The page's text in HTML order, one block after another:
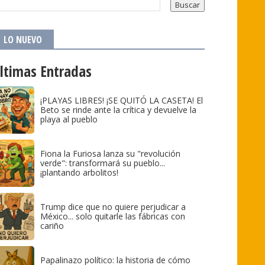
LO NUEVO
Entradas
¡PLAYAS LIBRES! ¡SE QUITÓ LA CASETA! El
Beto se rinde ante la crítica y devuelve la
playa al pueblo
Fiona la Furiosa lanza su "revolución
verde": transformará su pueblo...
¡plantando arbolitos!
Trump dice que no quiere perjudicar a
México... solo quitarle las fábricas con
cariño
Papalinazo político: la historia de cómo